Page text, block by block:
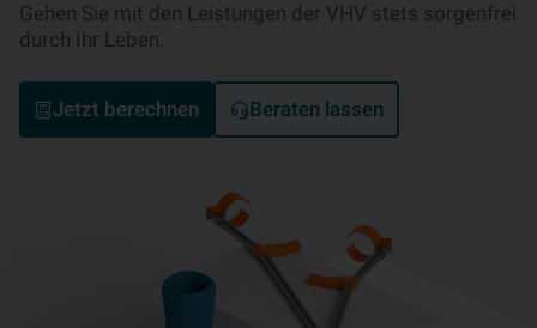
Gehen Sie mit den Leistungen der VHV stets sorgenfrei
durch Ihr Leben.
Jetzt berechnen Beraten lassen